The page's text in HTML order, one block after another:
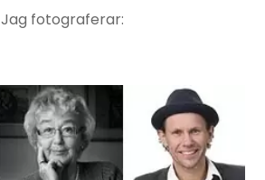
Jag fotograferar: